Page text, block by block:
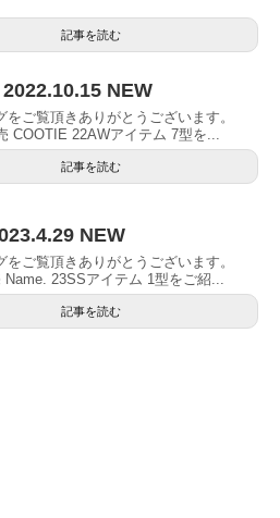
記事を読む
NEW
をご覧頂きありがとうございます。
COOTIE 22AWアイテム 7型を...
記事を読む
NEW
をご覧頂きありがとうございます。
Name. 23SSアイテム 1型をご紹...
記事を読む